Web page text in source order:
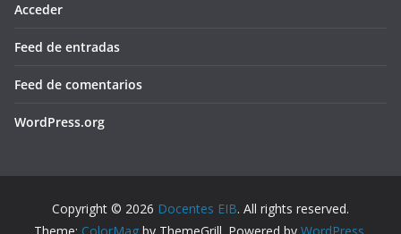
Acceder
Feed de entradas
Feed de comentarios
WordPress.org
Copyright © 2026 Docentes EIB. All rights reserved.